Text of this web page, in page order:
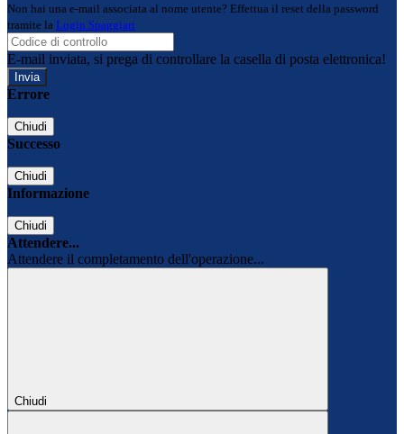
Non hai una e-mail associata al nome utente? Effettua il reset della password
tramite la Login Spaggiari
E-mail inviata, si prega di controllare la casella di posta elettronica!
Errore
Chiudi
Successo
Chiudi
Informazione
Chiudi
Attendere...
Attendere il completamento dell'operazione...
Chiudi